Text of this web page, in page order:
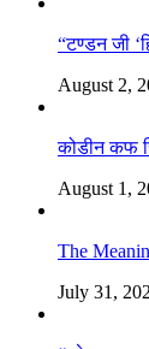
“टण्डन जी
August 2,
कोडीन कफ
August 1,
The
July 31,